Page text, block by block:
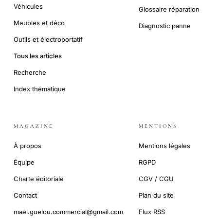
Véhicules
Meubles et déco
Outils et électroportatif
Tous les articles
Recherche
Index thématique
Glossaire réparation
Diagnostic panne
MAGAZINE
À propos
Équipe
Charte éditoriale
Contact
mael.guelou.commercial@gmail.com
MENTIONS
Mentions légales
RGPD
CGV / CGU
Plan du site
Flux RSS